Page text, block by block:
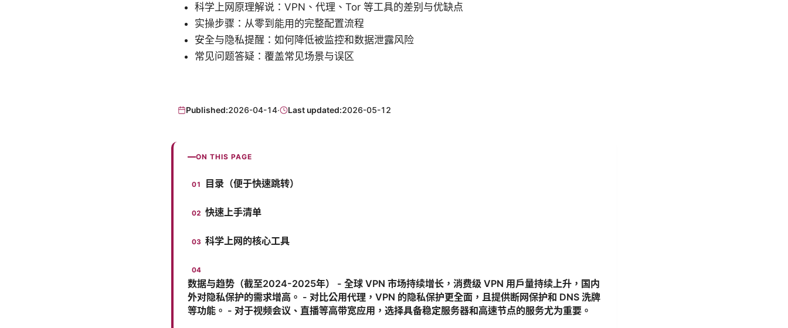
科学上网原理解说：VPN、代理、Tor 等工具的差别与优缺点
实操步骤：从零到能用的完整配置流程
安全与隐私提醒：如何降低被监控和数据泄露风险
常见问题答疑：覆盖常见场景与误区
Published:2026-04-14· Last updated:2026-05-12
ON THIS PAGE
目录（便于快速跳转）
快速上手清单
科学上网的核心工具
数据与趋势（截至2024-2025年） - 全球 VPN 市场持续增长，消费级 VPN 用户量持续上升，国内
外对隐私保护的需求增高。 - 对比公用代理，VPN 的隐私保护更全面，且提供断网保护和 DNS 洗牌
等功能。 - 对于视频会议、直播等高带宽应用，选择具备稳定服务器和高速节点的服务尤为重要。